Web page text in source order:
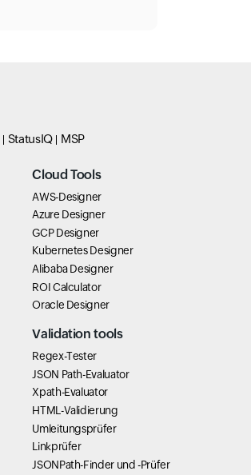
StatusIQ MSP
Cloud Tools
AWS-Designer
Azure Designer
GCP Designer
Kubernetes Designer
Alibaba Designer
ROI Calculator
Oracle Designer
Validation tools
Regex-Tester
JSON Path-Evaluator
Xpath-Evaluator
HTML-Validierung
Umleitungsprüfer
Linkprüfer
JSONPath-Finder und -Prüfer